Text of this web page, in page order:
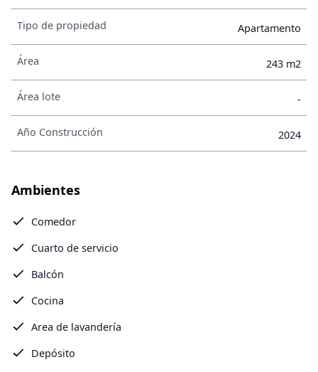
Tipo de propiedad Apartamento
Área 243 m2
Área lote -
Año Construcción 2024
Ambientes
Comedor
Cuarto de servicio
Balcón
Cocina
Area de lavandería
Depósito